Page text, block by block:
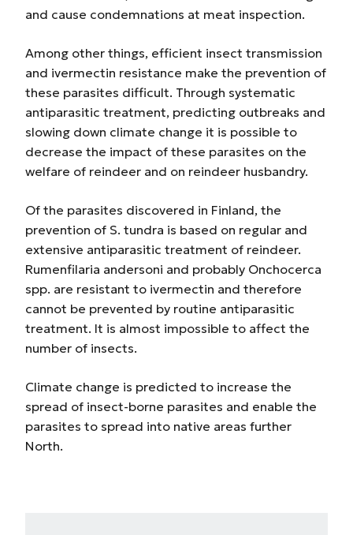
and cause condemnations at meat inspection.
Among other things, efficient insect transmission
and ivermectin resistance make the prevention of
these parasites difficult. Through systematic
antiparasitic treatment, predicting outbreaks and
slowing down climate change it is possible to
decrease the impact of these parasites on the
welfare of reindeer and on reindeer husbandry.
Of the parasites discovered in Finland, the
prevention of S. tundra is based on regular and
extensive antiparasitic treatment of reindeer.
Rumenfilaria andersoni and probably Onchocerca
spp. are resistant to ivermectin and therefore
cannot be prevented by routine antiparasitic
treatment. It is almost impossible to affect the
number of insects.
Climate change is predicted to increase the
spread of insect-borne parasites and enable the
parasites to spread into native areas further
North.